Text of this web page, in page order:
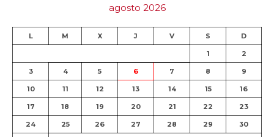
agosto 2026
L M X J V S D
1 2
3 4 5 6 7 8 9
10 11 12 13 14 15 16
17 18 19 20 21 22 23
24 25 26 27 28 29 30